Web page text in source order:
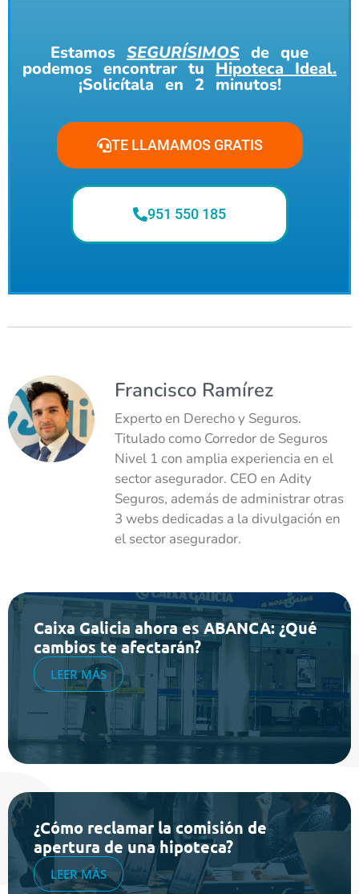
Estamos SEGURÍSIMOS de que
podemos encontrar tu Hipoteca Ideal.
¡Solicítala en 2 minutos!
TE LLAMAMOS GRATIS
951 550 185
Francisco Ramírez
Experto en Derecho y Seguros.
Titulado como Corredor de Seguros
Nivel 1 con amplia experiencia en el
sector asegurador. CEO en Adity
Seguros, además de administrar otras
3 webs dedicadas a la divulgación en
el sector asegurador.
Caixa Galicia ahora es ABANCA: ¿Qué
cambios te afectarán?
LEER MÁS
¿Cómo reclamar la comisión de
apertura de una hipoteca?
LEER MÁS